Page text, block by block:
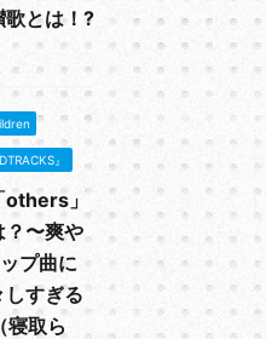
歌とは！?
』
others」
？〜爽や
プ曲に
すぎる
寝取ら